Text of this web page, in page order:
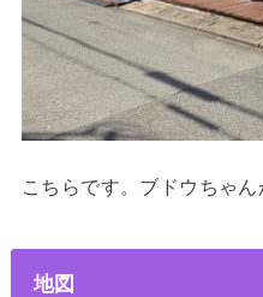
こちらです。ブドウちゃん
地図